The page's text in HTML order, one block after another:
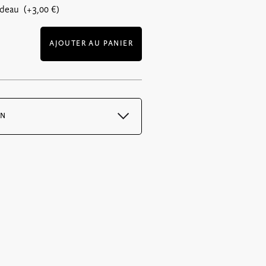
(+3,00 €)
AJOUTER AU PANIER